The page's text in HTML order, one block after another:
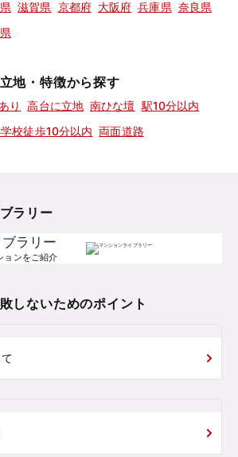
滋賀県 京都府 大阪府 兵庫県 奈良県
地・特徴から探す
り 高台に立地 南ひな壇 駅10分以内
校徒歩10分以内 両面道路
ラリー
ラリー
ョンをご紹介
しないためのポイント